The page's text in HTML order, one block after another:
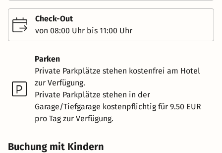
Check-Out
von 08:00 Uhr bis 11:00 Uhr
Parken
Private Parkplätze stehen kostenfrei am Hotel
zur Verfügung.
Private Parkplätze stehen in der
Garage/Tiefgarage kostenpflichtig für 9.50 EUR
pro Tag zur Verfügung.
Buchung mit Kindern